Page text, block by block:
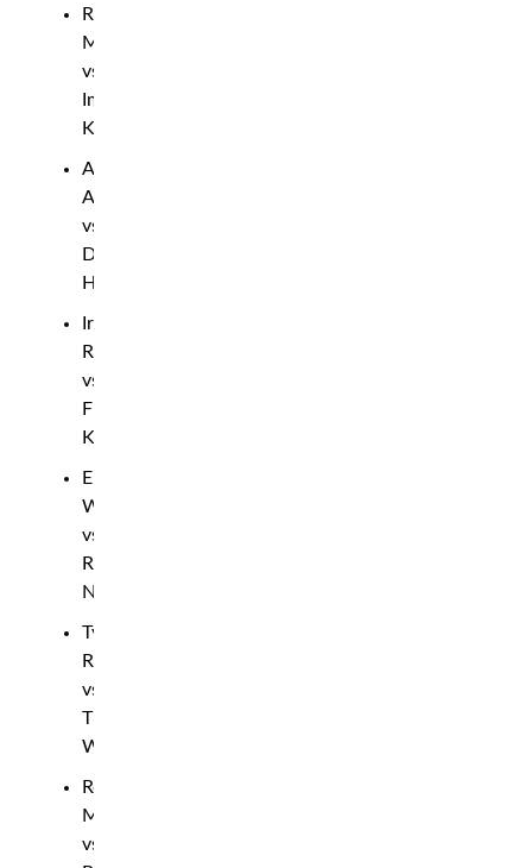
Raimond
Magomedaliev
vs.
Impa
Kasanganay
Akhmed
Aliev
vs.
Darrell
Horcher
Irwin
Rivera
vs
Firdavs
Khasanov
Emmanuel
Walo
vs
Ryder
Newman
Tyler
Ray
vs
Thomas
Webb
Ronny
Markes
vs.